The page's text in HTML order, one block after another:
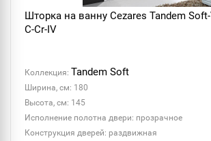
Шторка на ванну Cezares Tandem
C-Cr-IV
Коллекция: Tandem Soft
Ширина, см: 180
Высота, см: 145
Исполнение полотна двери: прозрачное
Конструкция дверей: раздвижная